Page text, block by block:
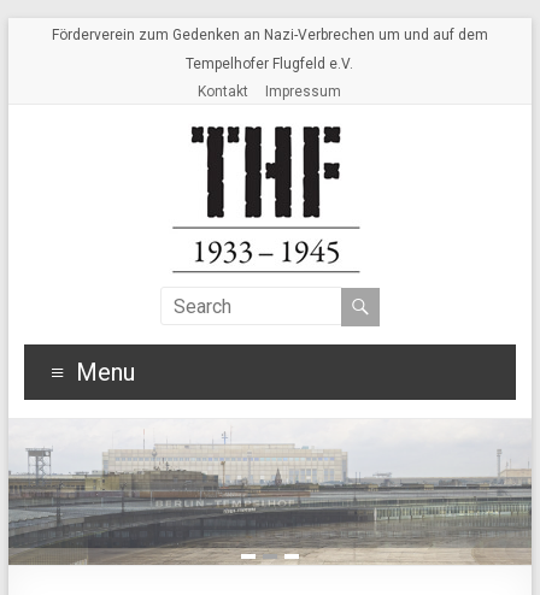
Förderverein zum Gedenken an Nazi-Verbrechen um und auf dem
Tempelhofer Flugfeld e.V.
Kontakt
Impressum
Menu
1 2 3